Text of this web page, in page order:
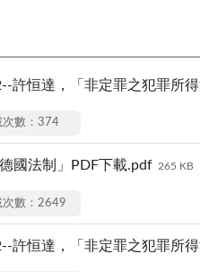
許恒達，「非定罪之犯罪所
次數：374
國法制」PDF下載.pdf 265 KB
次數：2649
許恒達，「非定罪之犯罪所